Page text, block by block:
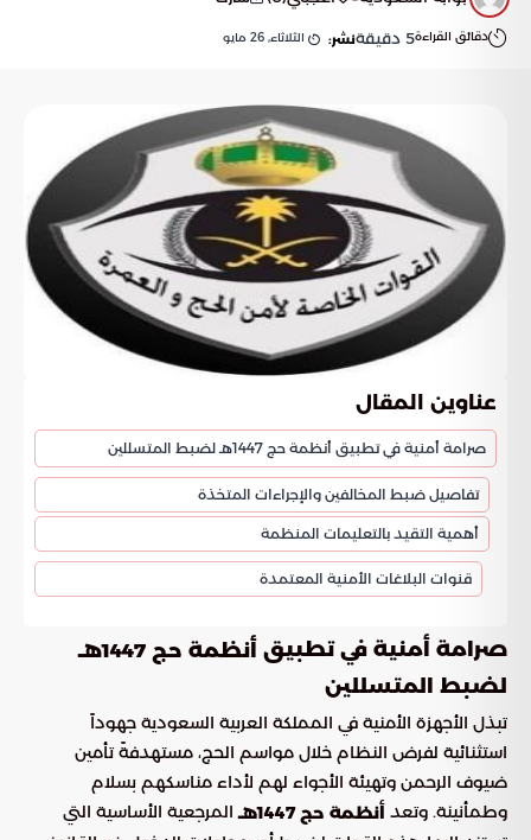
دقائق القراءة5 دقيقةنشر: الثلاثاء, 26 مايو
عناوين المقال
صرامة أمنية في تطبيق أنظمة حج 1447هـ لضبط المتسللين
تفاصيل ضبط المخالفين والإجراءات المتخذة
أهمية التقيد بالتعليمات المنظمة
قنوات البلاغات الأمنية المعتمدة
صرامة أمنية في تطبيق أنظمة حج 1447هـ
لضبط المتسللين
تبذل الأجهزة الأمنية في المملكة العربية السعودية جهوداً
استثنائية لفرض النظام خلال مواسم الحج، مستهدفةً تأمين
ضيوف الرحمن وتهيئة الأجواء لهم لأداء مناسكهم بسلام
وطمأنينة. وتعد أنظمة حج 1447هـ
المرجعية الأساسية التي